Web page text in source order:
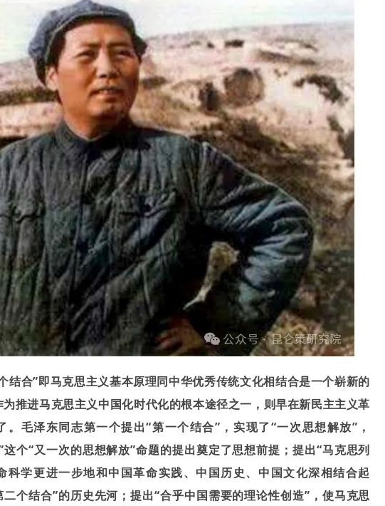
个结合”即马克思主义基本原理同中华优秀传统文化相结合是一个崭新的
推进马克思主义中国化时代化的根本途径之一，则早在新民主主义革
。毛泽东同志第一个提出“第一个结合”，实现了“一次思想解放”，
这个“又一次的思想解放”命题的提出奠定了思想前提；提出“马克思列
科学更进一步地和中国革命实践、中国历史、中国文化深相结合起
二个结合”的历史先河；提出“合乎中国需要的理论性创造”，使马克思